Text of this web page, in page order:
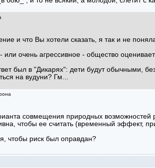
и что Вы хотели сказать, я так и не
или очень агрессивное - общество
был в "Дикарях": дети будут обычными,
на вудуни? Гм...
совмещения природных
чтобы ее считать (временный эффект,
чтобы риск был оправдан?